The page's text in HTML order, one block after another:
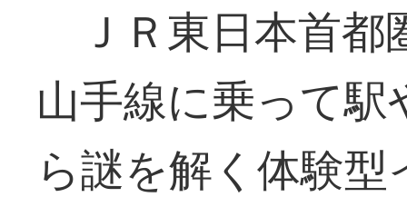
ＪＲ東日本首都
山手線に乗って
ら謎を解く体験